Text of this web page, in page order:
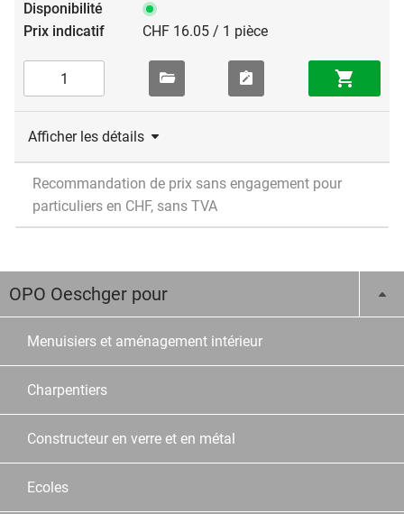
CHF 16.05 / 1 pièce
Afficher les détails
Recommandation de prix sans engagement pour
particuliers en CHF, sans TVA
OPO Oeschger pour
Menuisiers et aménagement intérieur
Charpentiers
Constructeur en verre et en métal
Ecoles